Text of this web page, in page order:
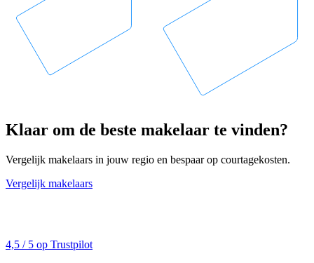
Klaar om de beste makelaar te vinden?
Vergelijk makelaars in jouw regio en bespaar op courtagekosten.
Vergelijk makelaars
4,5 / 5 op Trustpilot